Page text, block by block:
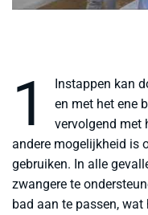
1
Instappen kan
en met het ene
vervolgend met
andere mogelijkheid is
gebruiken. In alle
zwangere te
bad aan te passen,